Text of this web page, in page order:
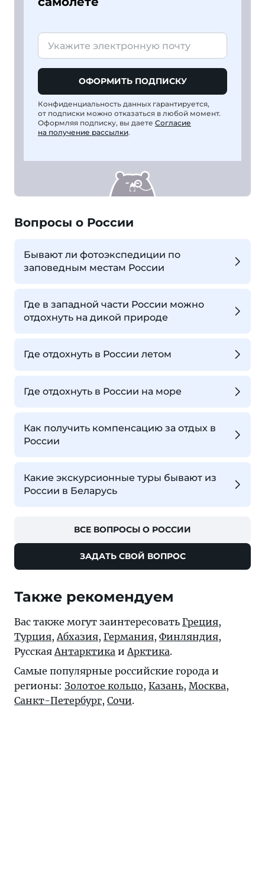
ОФОРМИТЬ ПОДПИСКУ
Конфиденциальность данных гарантируется,
от подписки можно отказаться в любой момент.
Оформляя подписку, вы даете Согласие
на получение рассылки.
Вопросы о России
Бывают ли фотоэкспедиции по
заповедным местам России
Где в западной части России можно
отдохнуть на дикой природе
Где отдохнуть в России летом
Где отдохнуть в России на море
Как получить компенсацию за отдых в
России
Какие экскурсионные туры бывают из
России в Беларусь
ВСЕ ВОПРОСЫ О РОССИИ
ЗАДАТЬ СВОЙ ВОПРОС
Также рекомендуем
Вас также могут заинтересовать Греция,
Турция, Абхазия, Германия, Финляндия,
Русская Антарктика и Арктика.
Самые популярные российские города и
регионы: Золотое кольцо, Казань, Москва,
Санкт-Петербург, Сочи.